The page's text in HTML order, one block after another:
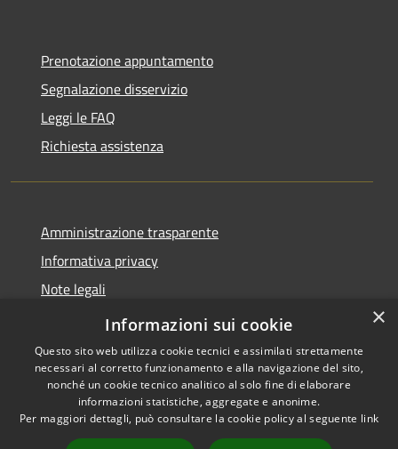
Prenotazione appuntamento
Segnalazione disservizio
Leggi le FAQ
Richiesta assistenza
Amministrazione trasparente
Informativa privacy
Note legali
Dichiarazione di accessibilità
Accessibilità
Copyright © 2026 • Comune di
Antegnate • Powered by
×
Informazioni sui cookie
Questo sito web utilizza cookie tecnici e assimilati strettamente
necessari al corretto funzionamento e alla navigazione del sito,
nonché un cookie tecnico analitico al solo fine di elaborare
informazioni statistiche, aggregate e anonime.
Per maggiori dettagli, può consultare la cookie policy al seguente link